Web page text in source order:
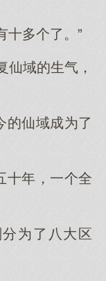
十多个了。”
仙域的生气，
的仙域成为了
十年，一个全
为了八大区